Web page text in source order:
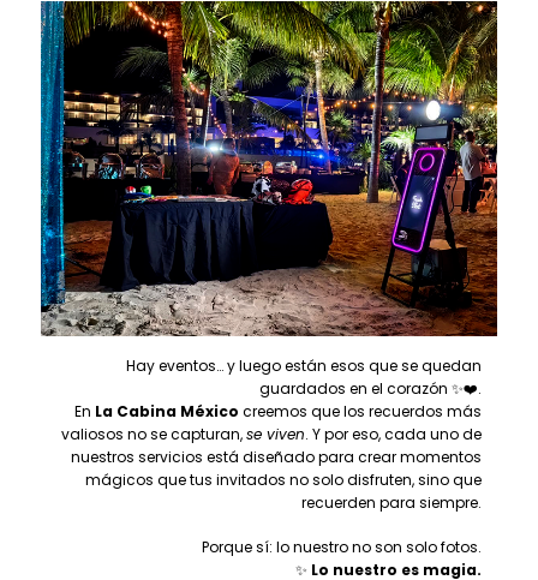
Hay eventos… y luego están esos que se quedan
guardados en el corazón ✨❤️.
En La Cabina México creemos que los recuerdos más
valiosos no se capturan,se viven. Y por eso, cada uno de
nuestros servicios está diseñado para crear momentos
mágicos que tus invitados no solo disfruten, sino que
recuerden para siempre.
Porque sí: lo nuestro no son solo fotos.
✨ Lo nuestro es magia.